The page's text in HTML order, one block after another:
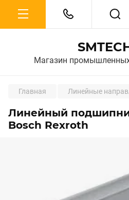
Магазин
Главная Линейные
Линейный
Bosch Rexroth